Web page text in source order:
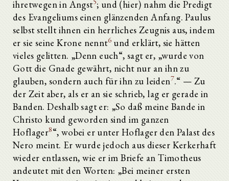
ihretwegen in Angst ; und (hier) nahm die Predigt
des Evangeliums einen glänzenden Anfang. Paulus
selbst stellt ihnen ein herrliches Zeugnis aus, indem
er sie seine Krone nennt6 und erklärt, sie hätten
vieles gelitten. „Denn euch“, sagt er, „wurde von
Gott die Gnade gewährt, nicht nur an ihn zu
glauben, sondern auch für ihn zu leiden7.“ — Zu
der Zeit aber, als er an sie schrieb, lag er gerade in
Banden. Deshalb sagt er: „So daß meine Bande in
Christo kund geworden sind im ganzen
Hoflager8“, wobei er unter Hoflager den Palast des
Nero meint. Er wurde jedoch aus dieser Kerkerhaft
wieder entlassen, wie er im Briefe an Timotheus
andeutet mit den Worten: „Bei meiner ersten